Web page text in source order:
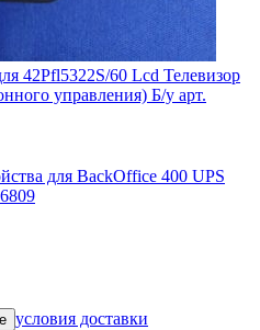
42Pfl5322S/60 Lcd Телевизор
управления) Б/у арт.
для BackOffice 400 UPS
условия доставки